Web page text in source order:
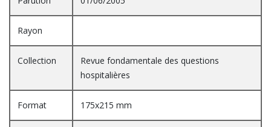
Rayon
Collection
Revue fondamentale des questions
hospitalières
Format 175x215 mm